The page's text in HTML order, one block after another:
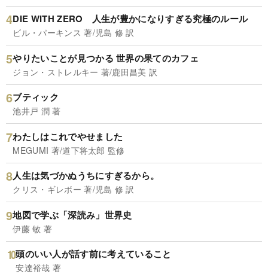
DIE WITH ZERO 人生が豊かになりすぎる究極のルール
ビル・パーキンス 著/児島 修 訳
やりたいことが見つかる 世界の果てのカフェ
ジョン・ストレルキー 著/鹿田昌美 訳
ブティック
池井戸 潤 著
わたしはこれでやせました
MEGUMI 著/道下将太郎 監修
人生は気づかぬうちにすぎるから。
クリス・ギレボー 著/児島 修 訳
地図で学ぶ「深読み」世界史
伊藤 敏 著
頭のいい人が話す前に考えていること
安達裕哉 著